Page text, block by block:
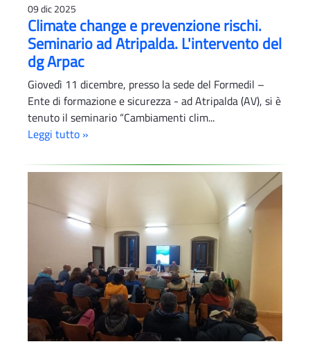
09 dic 2025
Climate change e prevenzione rischi.
Seminario ad Atripalda. L'intervento del
dg Arpac
Giovedì 11 dicembre, presso la sede del Formedil –
Ente di formazione e sicurezza - ad Atripalda (AV), si è
tenuto il seminario “Cambiamenti clim...
Leggi tutto »